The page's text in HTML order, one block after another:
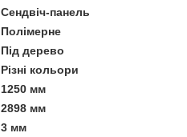
Сендвіч-панель
Полімерне
Під дерево
Різні кольори
1250 мм
2898 мм
3 мм